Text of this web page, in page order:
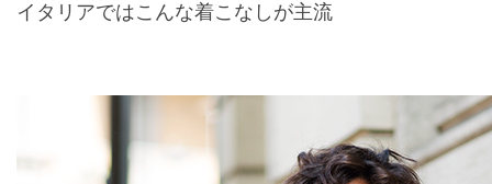
イタリアではこんな着こなしが主流